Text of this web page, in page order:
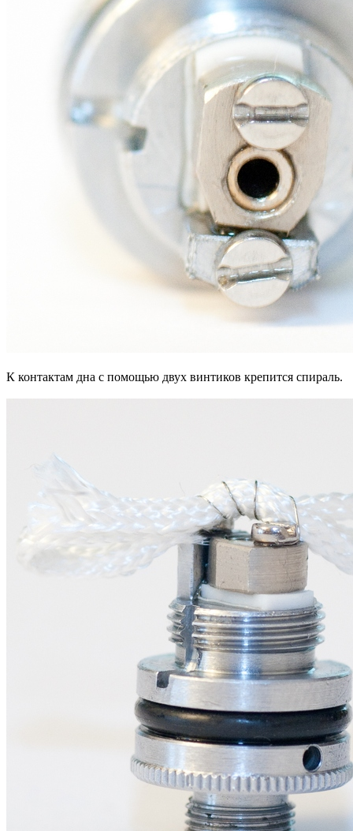
К контактам дна с помощью двух винтиков крепится спираль.